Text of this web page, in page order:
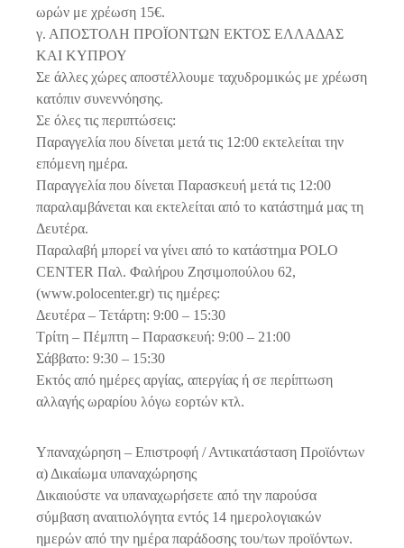
ωρών με χρέωση 15€.
γ. ΑΠΟΣΤΟΛΗ ΠΡΟΪΟΝΤΩΝ ΕΚΤΟΣ ΕΛΛΑΔΑΣ
ΚΑΙ ΚΥΠΡΟΥ
Σε άλλες χώρες αποστέλλουμε ταχυδρομικώς με χρέωση
κατόπιν συνεννόησης.
Σε όλες τις περιπτώσεις:
Παραγγελία που δίνεται μετά τις 12:00 εκτελείται την
επόμενη ημέρα.
Παραγγελία που δίνεται Παρασκευή μετά τις 12:00
παραλαμβάνεται και εκτελείται από το κατάστημά μας τη
Δευτέρα.
Παραλαβή μπορεί να γίνει από το κατάστημα POLO
CENTER Παλ. Φαλήρου Ζησιμοπούλου 62,
(www.polocenter.gr) τις ημέρες:
Δευτέρα – Τετάρτη: 9:00 – 15:30
Τρίτη – Πέμπτη – Παρασκευή: 9:00 – 21:00
Σάββατο: 9:30 – 15:30
Εκτός από ημέρες αργίας, απεργίας ή σε περίπτωση
αλλαγής ωραρίου λόγω εορτών κτλ.
Υπαναχώρηση – Επιστροφή / Αντικατάσταση Προϊόντων
α) Δικαίωμα υπαναχώρησης
Δικαιούστε να υπαναχωρήσετε από την παρούσα
σύμβαση αναιτιολόγητα εντός 14 ημερολογιακών
ημερών από την ημέρα παράδοσης του/των προϊόντων.